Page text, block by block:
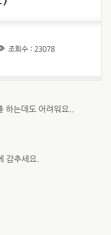
조회수 : 23078
하는데도 어려워요..
감추세요.